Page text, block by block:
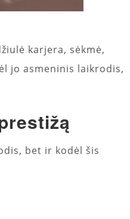
karjera, sėkmė,
jo asmeninis laikrodis,
bet ir kodėl šis